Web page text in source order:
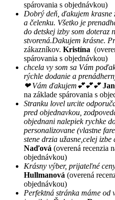
spárovania s objednávkou)
Dobrý deň, ďakujem krasne
a čelenku. Všetko je
do detskej izby som doteraz
stvorená.Dakujem krásne.
zákazníkov. Kristína
spárovania s objednávkou)
chcela vy som sa Vám
rýchle dodanie a
❤ Vám ďakujem💕💕💕
na základe spárovania s
Stranku lovel urcite
pred objednavkou,
objednani nalepiek rychke
personalizovane (vlastne
stene drzia užasne,celej
Naďová (overená recenzia
objednávkou)
Krásny výber, prijateľné
Hullmanová (overená
objednávkou)
Perfektná stránka máme od